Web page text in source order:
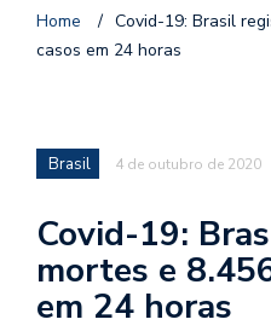
Home / Covid-19: Brasil
casos em 24 horas
Brasil 4 de outubro de 2020
Covid-19:
mortes e
em 24 horas